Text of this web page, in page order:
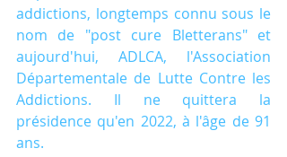
addictions, longtemps connu sous le
nom de "post cure Bletterans" et
aujourd'hui, ADLCA, l'Association
Départementale de Lutte Contre les
Addictions. Il ne quittera la
présidence qu'en 2022, à l'âge de 91
ans.